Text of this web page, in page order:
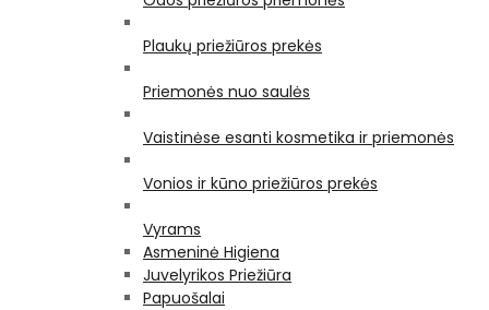
Plaukų priežiūros prekės
Priemonės nuo saulės
Vaistinėse esanti kosmetika ir priemonės
Vonios ir kūno priežiūros prekės
Vyrams
Asmeninė Higiena
Juvelyrikos Priežiūra
Papuošalai